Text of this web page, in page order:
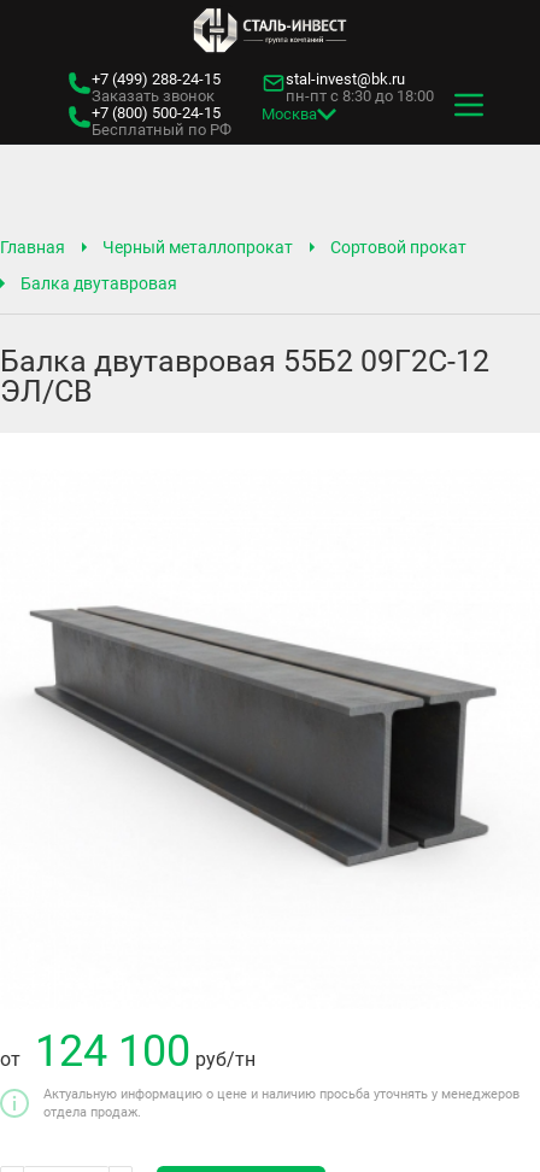
+7 (499) 288-24-15
Заказать звонок
+7 (800) 500-24-15
Бесплатный по РФ
stal-invest@bk.ru
пн-пт с 8:30 до 18:00
Москва
Главная Черный металлопрокат
Сортовой прокат
Балка двутавровая
Балка двутавровая 55Б2 09Г2С-12
ЭЛ/СВ
от 124 100 руб/тн
Актуальную информацию о цене и наличию просьба уточнять у менеджеров
отдела продаж.